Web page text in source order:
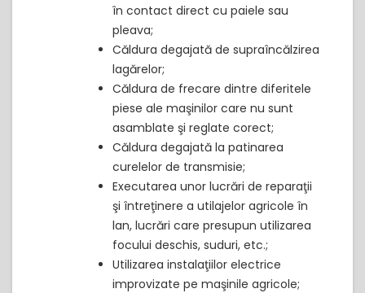
în contact direct cu paiele sau
pleava;
Căldura degajată de supraîncălzirea
lagărelor;
Căldura de frecare dintre diferitele
piese ale maşinilor care nu sunt
asamblate şi reglate corect;
Căldura degajată la patinarea
curelelor de transmisie;
Executarea unor lucrări de reparaţii
şi întreţinere a utilajelor agricole în
lan, lucrări care presupun utilizarea
focului deschis, suduri, etc.;
Utilizarea instalaţiilor electrice
improvizate pe maşinile agricole;